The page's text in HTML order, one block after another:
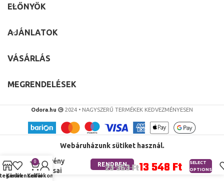
ELŐNYÖK
AJÁNLATOK
VÁSÁRLÁS
MEGRENDELÉSEK
Odora.hu 2024 • NAGYSZERŰ TERMÉKEK KEDVEZMÉNYESEN
Webáruházunk sütiket használ.
RENDBEN
Forró Eladás
1 Db
Műanyag
Mű
Mesterséges
Növény
Bonsai
Ft Ft
SELECT
OPTIONS
Kedvencek
0
KosárFiókom